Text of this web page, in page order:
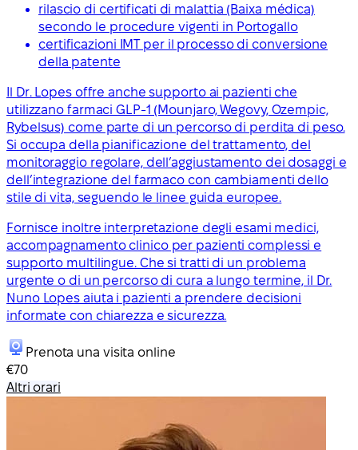
rilascio di certificati di malattia (Baixa médica)
secondo le procedure vigenti in Portogallo
certificazioni IMT per il processo di conversione
della patente
Il Dr. Lopes offre anche supporto ai pazienti che
utilizzano farmaci GLP-1 (Mounjaro, Wegovy, Ozempic,
Rybelsus) come parte di un percorso di perdita di peso.
Si occupa della pianificazione del trattamento, del
monitoraggio regolare, dell’aggiustamento dei dosaggi e
dell’integrazione del farmaco con cambiamenti dello
stile di vita, seguendo le linee guida europee.
Fornisce inoltre interpretazione degli esami medici,
accompagnamento clinico per pazienti complessi e
supporto multilingue. Che si tratti di un problema
urgente o di un percorso di cura a lungo termine, il Dr.
Nuno Lopes aiuta i pazienti a prendere decisioni
informate con chiarezza e sicurezza.
Prenota una visita online
€70
Altri orari